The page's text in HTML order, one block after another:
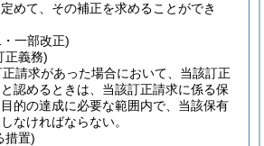
めて、その補正を求めることができ
一部改正)
正義務)
請求があった場合において、当該訂正
認めるときは、当該訂正請求に係る保
的の達成に必要な範囲内で、当該保有
なければならない。
措置)